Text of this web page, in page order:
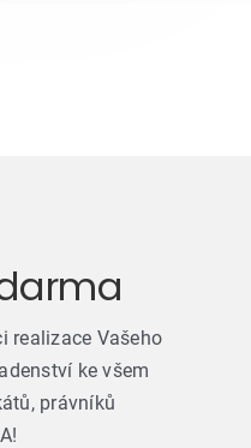
realizace Vašeho
ke všem
právníků